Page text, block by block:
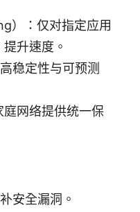
）：仅对指定应用
升速度。
稳定性与可预测
网络提供统一保
安全漏洞。